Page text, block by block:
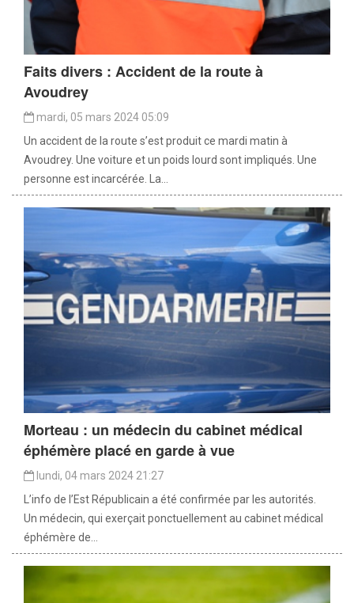
Faits divers : Accident de la route à
Avoudrey
mardi, 05 mars 2024 05:09
Un accident de la route s’est produit ce mardi matin à
Avoudrey. Une voiture et un poids lourd sont impliqués. Une
personne est incarcérée. La...
Morteau : un médecin du cabinet médical
éphémère placé en garde à vue
lundi, 04 mars 2024 21:27
L’info de l’Est Républicain a été confirmée par les autorités.
Un médecin, qui exerçait ponctuellement au cabinet médical
éphémère de...